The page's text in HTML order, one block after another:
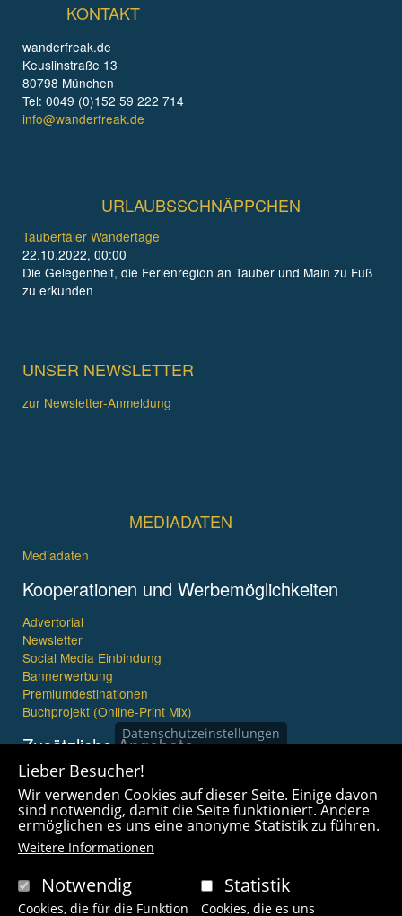
KONTAKT
wanderfreak.de
Keuslinstraße 13
80798 München
Tel: 0049 (0)152 59 222 714
info@wanderfreak.de
URLAUBSSCHNÄPPCHEN
Taubertäler Wandertage
22.10.2022, 00:00
Die Gelegenheit, die Ferienregion an Tauber und Main zu Fuß
zu erkunden
UNSER NEWSLETTER
zur Newsletter-Anmeldung
MEDIADATEN
Mediadaten
Kooperationen und Werbemöglichkeiten
Advertorial
Newsletter
Social Media Einbindung
Bannerwerbung
Premiumdestinationen
Buchprojekt (Online-Print Mix)
Zusätzliche Angebote
Imagefilme und mehr
360° x 360° Fotografie
Datenschutzeinstellungen
Lieber Besucher!
Wir verwenden Cookies auf dieser Seite. Einige davon
sind notwendig, damit die Seite funktioniert. Andere
ermöglichen es uns eine anonyme Statistik zu führen.
Weitere Informationen
Notwendig
Cookies, die für die Funktion
Statistik
Cookies, die es uns